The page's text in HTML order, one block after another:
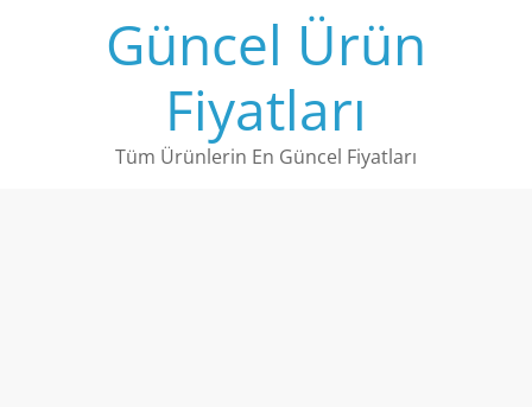
Güncel Ürün
Fiyatları
Tüm Ürünlerin En Güncel Fiyatları